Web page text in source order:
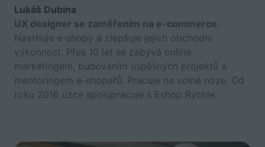
Lukáš Dubina
UX designer se zaměřením na e-commerce.
Navrhuje e-shopy a zlepšuje jejich obchodní
výkonnost. Přes 10 let se zabývá online
marketingem, budováním úspěšných projektů a
mentoringem e-shopařů. Pracuje na volné noze. Od
roku 2016 úzce spolupracuje s Eshop Rychle.